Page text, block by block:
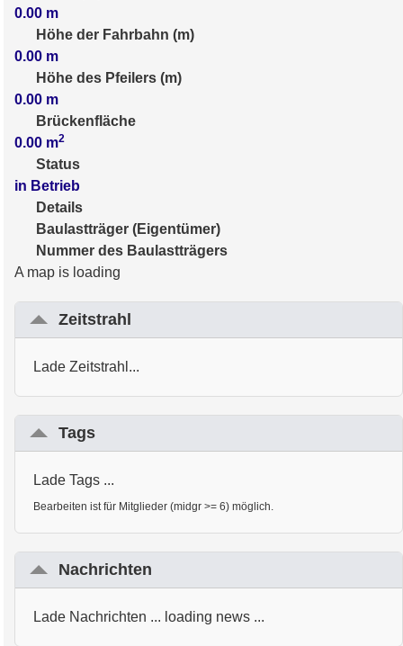
0.00 m
Höhe der Fahrbahn (m)
0.00 m
Höhe des Pfeilers (m)
0.00 m
Brückenfläche
0.00 m2
Status
in Betrieb
Details
Baulastträger (Eigentümer)
Nummer des Baulastträgers
A map is loading
Zeitstrahl
Lade Zeitstrahl...
Tags
Lade Tags ...
Bearbeiten ist für Mitglieder (midgr >= 6) möglich.
Nachrichten
Lade Nachrichten ... loading news ...